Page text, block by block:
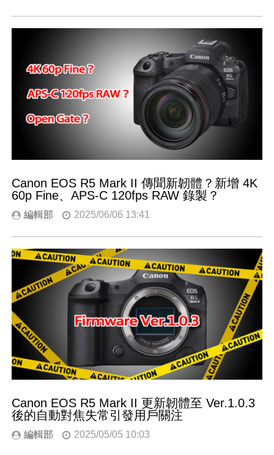
Canon EOS R5 Mark II 傳聞新韌體？新增 4K
60p Fine、APS-C 120fps RAW 錄製？
編輯部 2025/06/06 13:41
Canon EOS R5 Mark II 更新韌體至 Ver.1.0.3
後的自動對焦失常引發用戶關注
編輯部 2025/05/05 10:03